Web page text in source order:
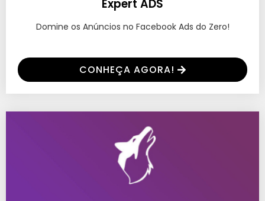
Expert ADS
Domine os Anúncios no Facebook Ads do Zero!
CONHEÇA AGORA!